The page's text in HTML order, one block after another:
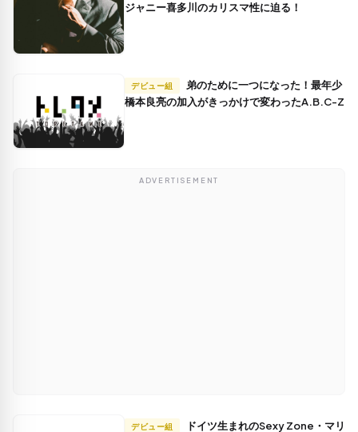
ジャニー喜多川のカリスマ性に迫る！
デビュー組
橋本良亮の加入がきっかけで変わったA.B.C-Z
ADVERTISEMENT
デビュー組